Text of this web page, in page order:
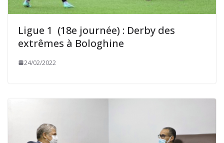
Ligue 1 (18e journée) : Derby des
extrêmes à Bologhine
24/02/2022